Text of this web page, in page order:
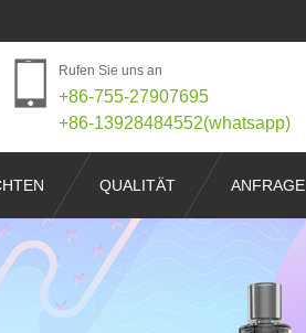
Rufen Sie uns an
+86-755-27907695
+86-13928484552(whatsapp)
QUALITÄT ANFRAGE